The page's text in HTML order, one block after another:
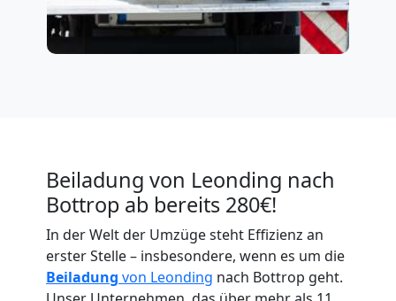
Beiladung von Leonding nach
Bottrop ab bereits 280€!
In der Welt der Umzüge steht Effizienz an
erster Stelle – insbesondere, wenn es um die
Beiladung von Leonding nach Bottrop geht.